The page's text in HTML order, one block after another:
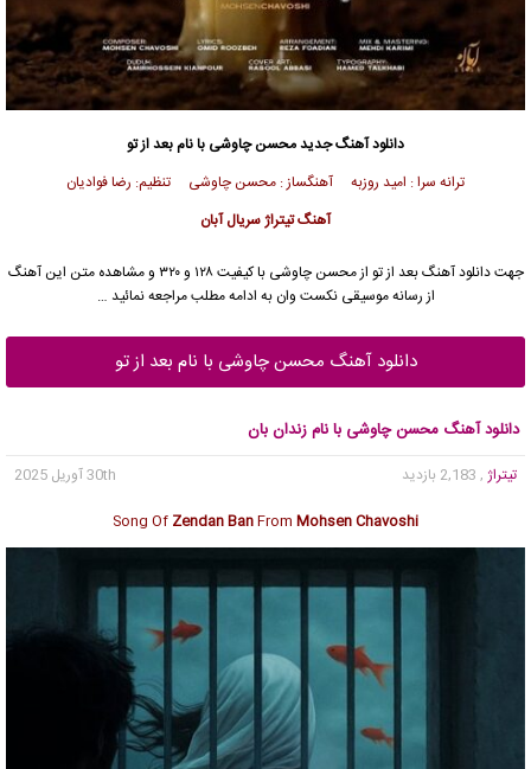
دانلود آهنگ جدیدمحسن چاوشی با نام بعد از تو
ترانه سرا : امید روزبه آهنگساز : محسن چاوشی تنظیم: رضا فوادیان
آهنگ تیتراژ سریال آبان
جهت دانلود آهنگ بعد از تو ازمحسن چاوشی
با کیفیت ۱۲۸ و ۳۲۰ و مشاهده متن این آهنگ
از رسانه موسیقی نکست وان به ادامه مطلب مراجعه نمائید …
دانلود آهنگ محسن چاوشی با نام بعد از تو
دانلود آهنگ محسن چاوشی با نام زندان بان
تیتراژ , 2,183 بازدید
30th آوریل 2025
Song Of Zendan BanFrom Mohsen Chavoshi